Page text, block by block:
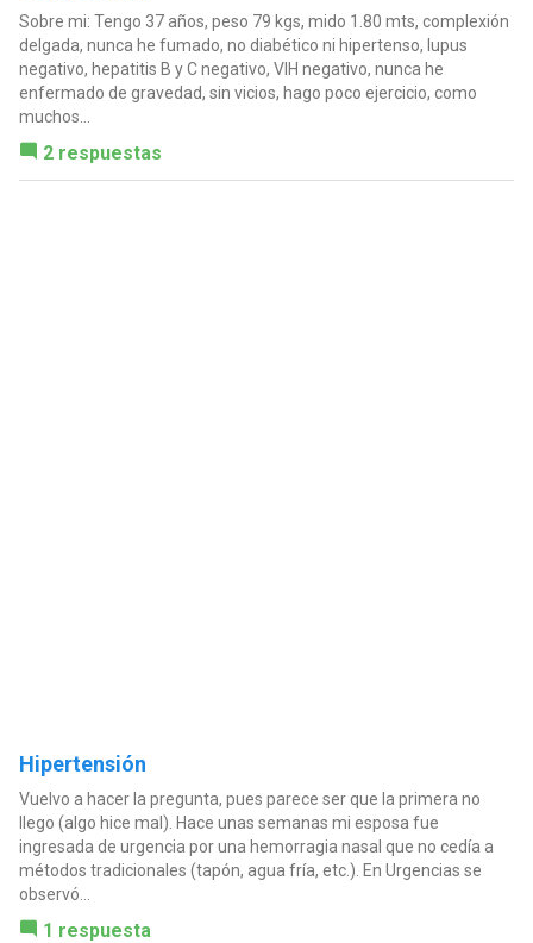
Sobre mi: Tengo 37 años, peso 79 kgs, mido 1.80 mts, complexión
delgada, nunca he fumado, no diabético ni hipertenso, lupus
negativo, hepatitis B y C negativo, VIH negativo, nunca he
enfermado de gravedad, sin vicios, hago poco ejercicio, como
muchos...
2 respuestas
Hipertensión
Vuelvo a hacer la pregunta, pues parece ser que la primera no
llego (algo hice mal). Hace unas semanas mi esposa fue
ingresada de urgencia por una hemorragia nasal que no cedía a
métodos tradicionales (tapón, agua fría, etc.). En Urgencias se
observó...
1 respuesta